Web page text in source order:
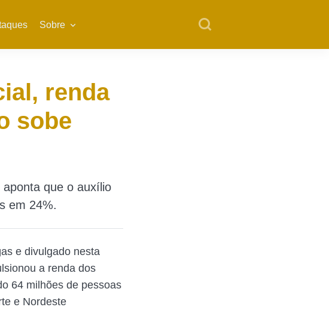
Sobre
renda
sobe
que o auxílio
em 24%.
e divulgado nesta
a renda dos
64 milhões de pessoas
e Nordeste